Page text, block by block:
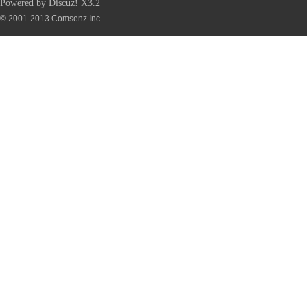
Powered by Discuz! X3.2
© 2001-2013 Comsenz Inc.